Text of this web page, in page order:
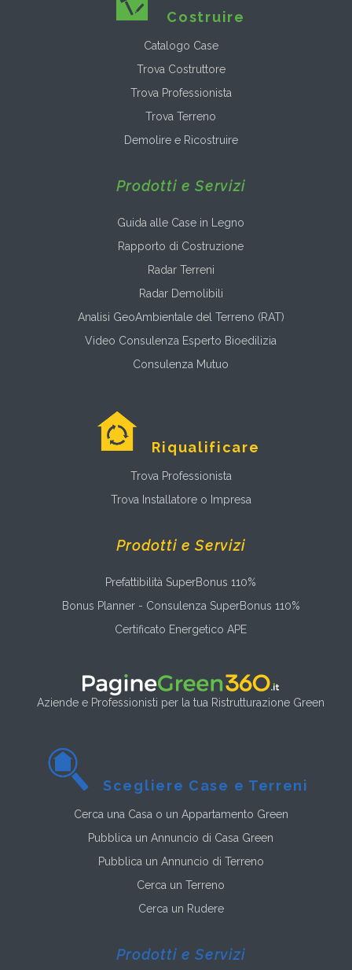
Costruire
Catalogo Case
Trova Costruttore
Trova Professionista
Trova Terreno
Demolire e Ricostruire
Prodotti e Servizi
Guida alle Case in Legno
Rapporto di Costruzione
Radar Terreni
Radar Demolibili
Analisi GeoAmbientale del Terreno (RAT)
Video Consulenza Esperto Bioedilizia
Consulenza Mutuo
Riqualificare
Trova Professionista
Trova Installatore o Impresa
Prodotti e Servizi
Prefattibilità SuperBonus 110%
Bonus Planner - Consulenza SuperBonus 110%
Certificato Energetico APE
Aziende e Professionisti per la tua Ristrutturazione Green
Scegliere Case e Terreni
Cerca una Casa o un Appartamento Green
Pubblica un Annuncio di Casa Green
Pubblica un Annuncio di Terreno
Cerca un Terreno
Cerca un Rudere
Prodotti e Servizi